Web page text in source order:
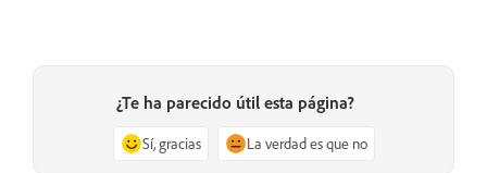
¿Te ha parecido útil esta página?
Sí, gracias La verdad es que no